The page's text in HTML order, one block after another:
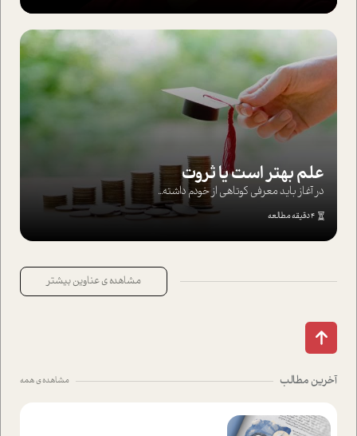
علم بهتر است یا ثروت
در آغاز باید معرفی کوتاهی از خودم داشته...
4 دقیقه مطالعه
مشاهده ی عناوین بیشتر
آخرین مطالب مشاهده ی همه